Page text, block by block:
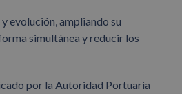
evolución, ampliando su
simultánea y reducir los
por la Autoridad Portuaria